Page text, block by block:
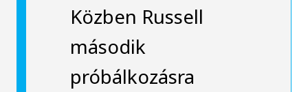
Közben Russell
második
próbálkozásra